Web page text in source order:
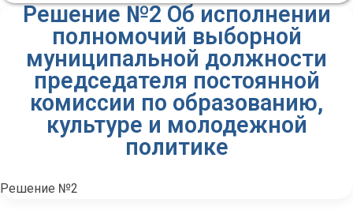
Решение №2 Об исполнении
полномочий выборной
муниципальной должности
председателя постоянной
комиссии по образованию,
культуре и молодежной
политике
Решение №2